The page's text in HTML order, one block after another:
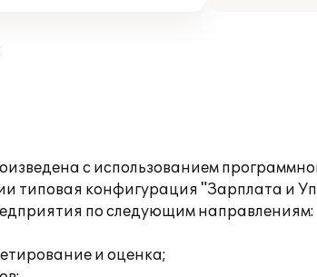
с использованием
типовая конфигурация "Зарплата и
по следующим направлениям:
и оценка;